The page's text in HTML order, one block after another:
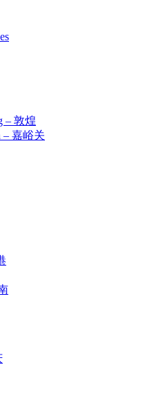
– 敦煌
– 嘉峪关